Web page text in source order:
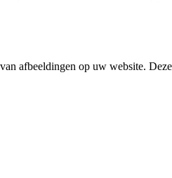
afbeeldingen op uw website. Deze